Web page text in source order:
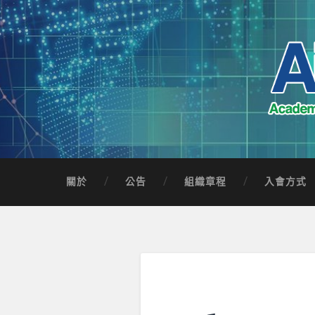
Skip
to
content
Search
AICTSP 台灣臺中
Academia-Industry Consortium of
關於 公告 組織章程 入會方式